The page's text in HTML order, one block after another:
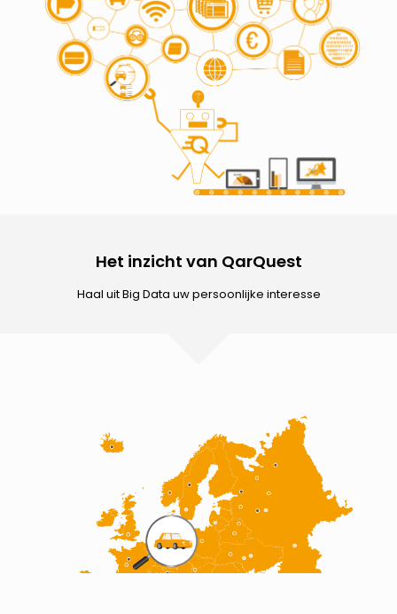
Het inzicht van QarQuest
Haal uit Big Data uw persoonlijke interesse